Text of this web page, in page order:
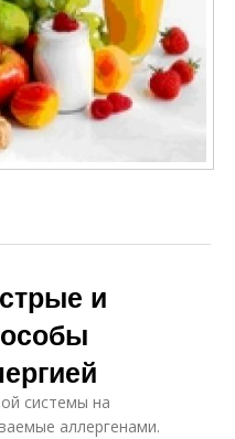
и
системы на
аллергенами.